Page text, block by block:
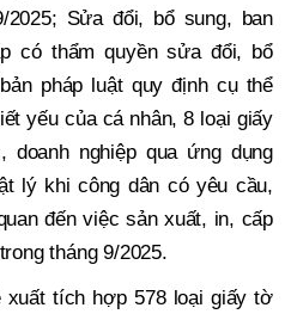
2025; Sửa đổi, bổ sung, ban
có thẩm quyền sửa đổi, bổ
pháp luật quy định cụ thể
yếu của cá nhân, 8 loại giấy
nghiệp qua ứng dụng
lý khi công dân có yêu cầu,
đến việc sản xuất, in, cấp
tháng 9/2025.
tích hợp 578 loại giấy tờ